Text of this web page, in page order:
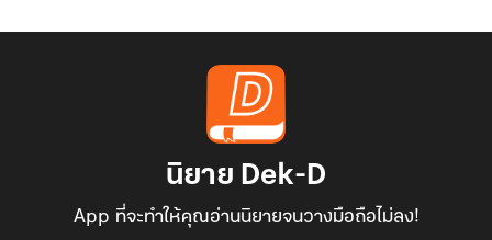
นิยาย Dek-D
App ที่จะทำให้คุณอ่านนิยายจนวางมือถือไม่ลง!